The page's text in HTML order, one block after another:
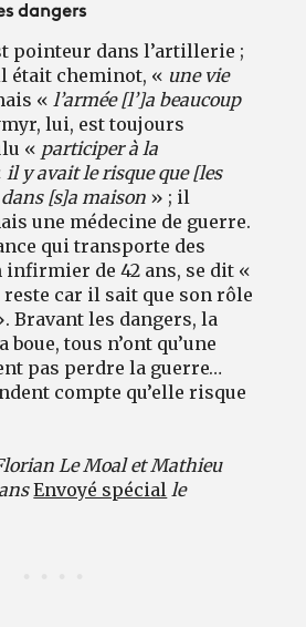
dangers
pointeur dans l’artillerie ;
était cheminot, « une vie
« l’armée [l’]a beaucoup
lui, est toujours
« participer à la
il y avait le risque que [les
[s]a maison » ; il
une médecine de guerre.
qui transporte des
infirmier de 42 ans, se dit «
car il sait que son rôle
Bravant les dangers, la
tous n’ont qu’une
pas perdre la guerre…
compte qu’elle risque
Le Moal et Mathieu
Envoyé spécial le